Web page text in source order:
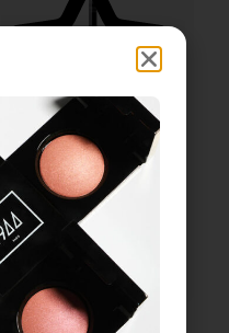
4.33
《口部素描》
18,00欧元12,60
颜色选择
ADD TO CART